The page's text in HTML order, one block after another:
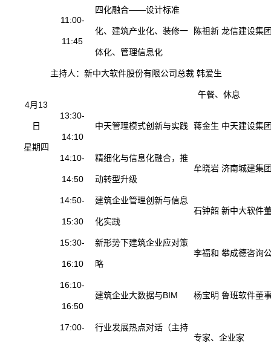
4月13
日
星期四
11:00-
11:45
四化融合——设计标准
化、建筑产业化、装修一
体化、管理信息化
陈祖新 龙信建设集
主持人：新中大软件股份有限公司总裁 韩爱生
午餐、休息
13:30-
14:10
中天管理模式创新与实践 蒋金生 中天建设集
14:10-
14:50
精细化与信息化融合，推
动转型升级
牟晓岩 济南城建集
14:50-
15:30
建筑企业管理创新与信息
化实践
石钟韶 新中大软件
15:30-
16:10
新形势下建筑企业应对策
略
李福和 攀成德咨询
16:10-
16:50
建筑企业大数据与BIM 杨宝明 鲁班软件董
17:00- 行业发展热点对话（主持
专家、企业家